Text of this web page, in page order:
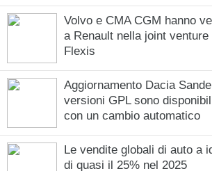
Volvo e CMA CGM hanno
a Renault nella joint
Flexis
Aggiornamento Dacia
versioni GPL sono
con un cambio automatico
Le vendite globali di auto a
di quasi il 25% nel 2025